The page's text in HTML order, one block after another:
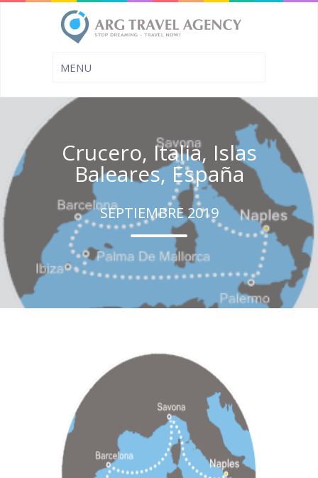
Crucero, Italia, Islas
Baleares, España
SEPTIEMBRE 2019